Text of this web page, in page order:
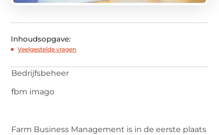
Inhoudsopgave:
Veelgestelde vragen
Bedrijfsbeheer
fbm imago
Farm Business Management is in de eerste plaats